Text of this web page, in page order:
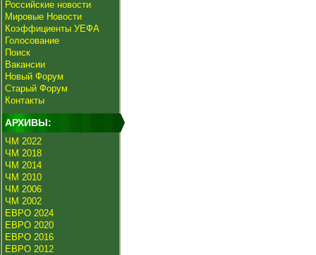
Российские новости
Мировые Новости
Коэффициенты УЕФА
Голосование
Поиск
Вакансии
Новый Форум
Старый Форум
Контакты
АРХИВЫ:
ЧМ 2022
ЧМ 2018
ЧМ 2014
ЧМ 2010
ЧМ 2006
ЧМ 2002
ЕВРО 2024
ЕВРО 2020
ЕВРО 2016
ЕВРО 2012